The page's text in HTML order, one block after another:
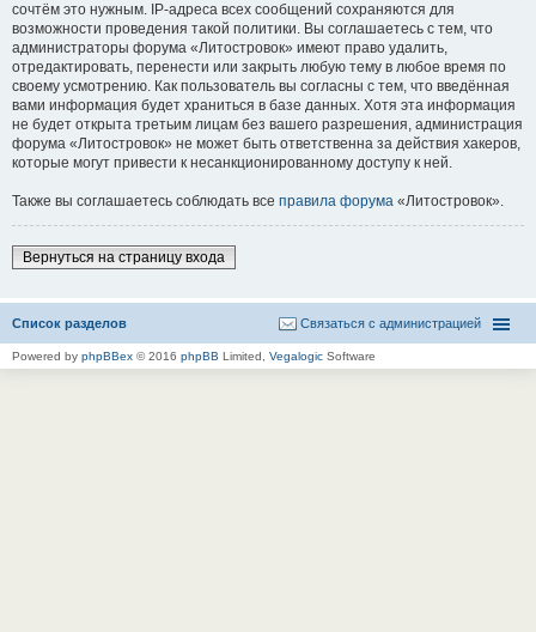
сочтём это нужным. IP-адреса всех сообщений сохраняются для
возможности проведения такой политики. Вы соглашаетесь с тем, что
администраторы форума «Литостровок» имеют право удалить,
отредактировать, перенести или закрыть любую тему в любое время по
своему усмотрению. Как пользователь вы согласны с тем, что введённая
вами информация будет храниться в базе данных. Хотя эта информация
не будет открыта третьим лицам без вашего разрешения, администрация
форума «Литостровок» не может быть ответственна за действия хакеров,
которые могут привести к несанкционированному доступу к ней.
Также вы соглашаетесь соблюдать все правила форума «Литостровок».
Вернуться на страницу входа
Список разделов Связаться с администрацией
Powered by phpBBex © 2016 phpBB Limited, Vegalogic Software